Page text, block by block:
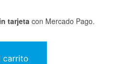
tarjeta con Mercado Pago.
carrito